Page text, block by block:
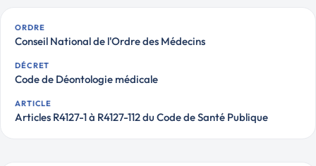
ORDRE
Conseil National de l'Ordre des Médecins
DÉCRET
Code de Déontologie médicale
ARTICLE
Articles R4127-1 à R4127-112 du Code de Santé Publique